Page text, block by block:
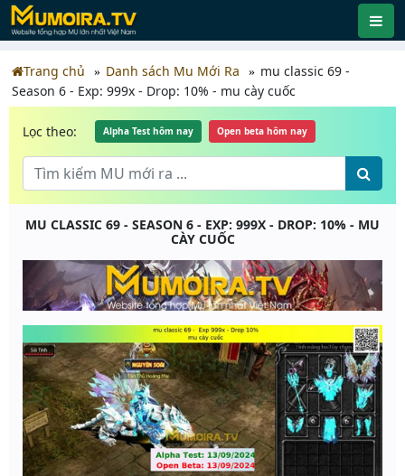
Trang chủ Danh sách Mu Mới Ra
mu classic 69 -
Season 6 - Exp: 999x - Drop: 10% - mu cày cuốc
Lọc theo: Alpha Test hôm nay Open beta hôm nay
MU CLASSIC 69 - SEASON 6 - EXP: 999X - DROP: 10% - MU
CÀY CUỐC